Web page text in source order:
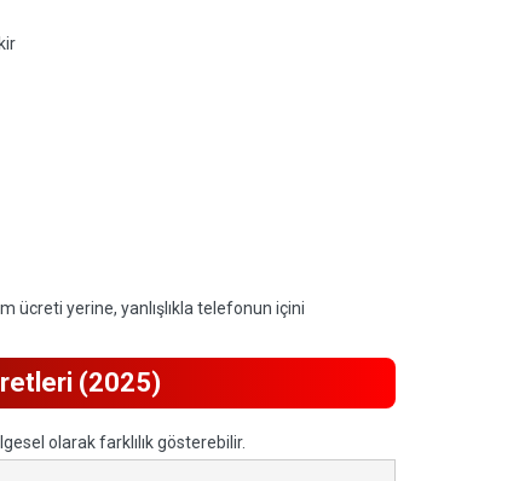
ücreti yerine, yanlışlıkla telefonun içini
(2025)
olarak farklılık gösterebilir.